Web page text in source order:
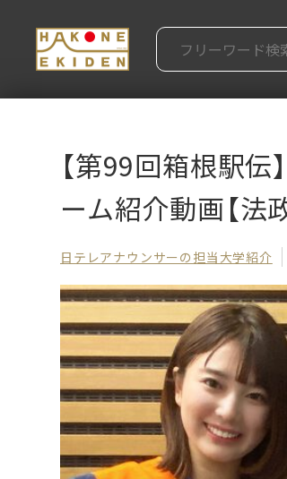
【第99回箱根駅
ーム紹介動画【法
日テレアナウンサーの担当大学紹介